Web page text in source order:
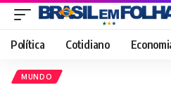
Política Cotidiano
MUNDO